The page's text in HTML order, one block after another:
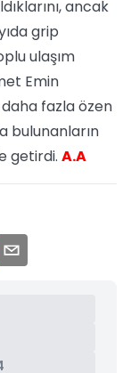
ancak
grip
ulaşım
Emin
fazla özen
bulunanların
getirdi. A.A